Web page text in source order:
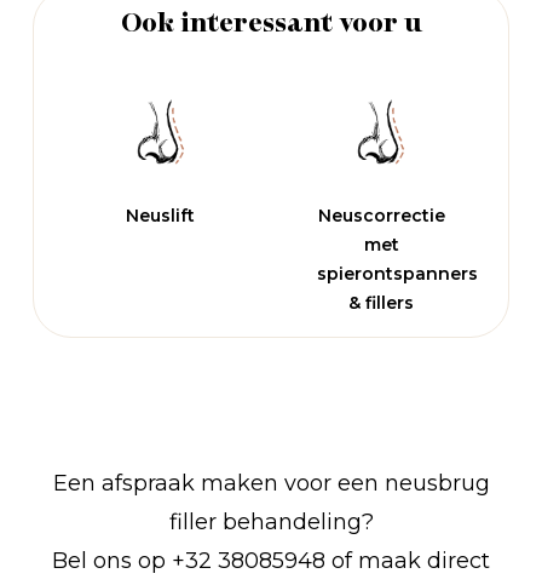
Ook interessant voor u
Neuslift
Neuscorrectie
met
spierontspanners
& fillers
Een afspraak maken voor een neusbrug
filler behandeling?
Bel ons op +32 38085948 of maak direct